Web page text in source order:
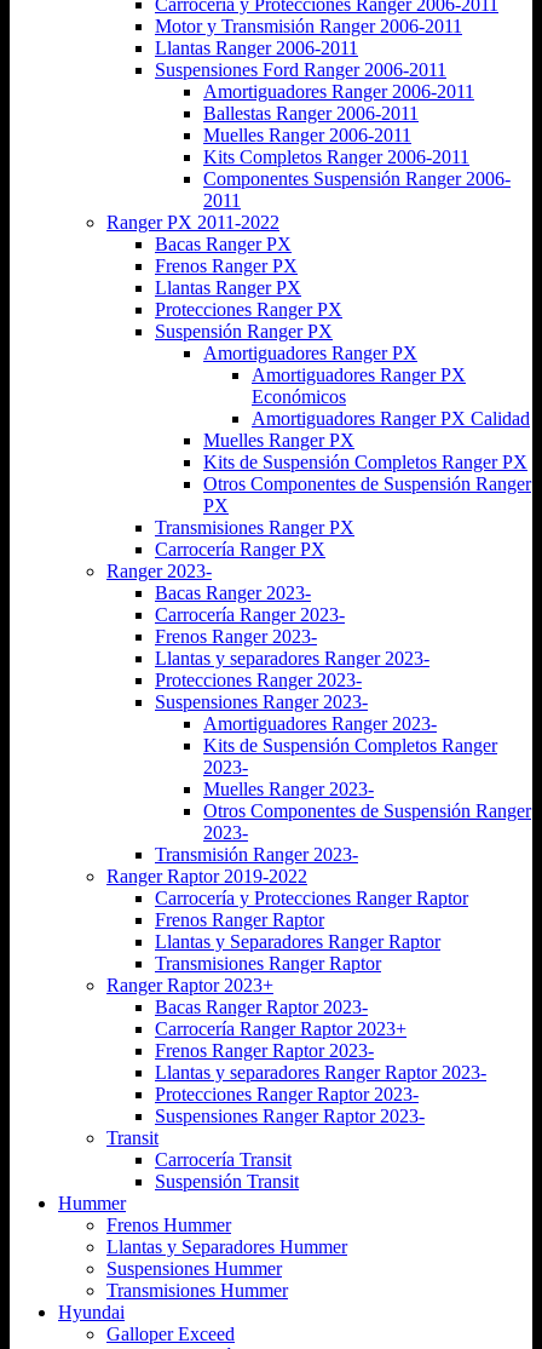
Carrocería y Protecciones Ranger 2006-2011
Motor y Transmisión Ranger 2006-2011
Llantas Ranger 2006-2011
Suspensiones Ford Ranger 2006-2011
Amortiguadores Ranger 2006-2011
Ballestas Ranger 2006-2011
Muelles Ranger 2006-2011
Kits Completos Ranger 2006-2011
Componentes Suspensión Ranger 2006-
2011
Ranger PX 2011-2022
Bacas Ranger PX
Frenos Ranger PX
Llantas Ranger PX
Protecciones Ranger PX
Suspensión Ranger PX
Amortiguadores Ranger PX
Amortiguadores Ranger PX
Económicos
Amortiguadores Ranger PX Calidad
Muelles Ranger PX
Kits de Suspensión Completos Ranger PX
Otros Componentes de Suspensión Ranger
PX
Transmisiones Ranger PX
Carrocería Ranger PX
Ranger 2023-
Bacas Ranger 2023-
Carrocería Ranger 2023-
Frenos Ranger 2023-
Llantas y separadores Ranger 2023-
Protecciones Ranger 2023-
Suspensiones Ranger 2023-
Amortiguadores Ranger 2023-
Kits de Suspensión Completos Ranger
2023-
Muelles Ranger 2023-
Otros Componentes de Suspensión Ranger
2023-
Transmisión Ranger 2023-
Ranger Raptor 2019-2022
Carrocería y Protecciones Ranger Raptor
Frenos Ranger Raptor
Llantas y Separadores Ranger Raptor
Transmisiones Ranger Raptor
Ranger Raptor 2023+
Bacas Ranger Raptor 2023-
Carrocería Ranger Raptor 2023+
Frenos Ranger Raptor 2023-
Llantas y separadores Ranger Raptor 2023-
Protecciones Ranger Raptor 2023-
Suspensiones Ranger Raptor 2023-
Transit
Carrocería Transit
Suspensión Transit
Hummer
Frenos Hummer
Llantas y Separadores Hummer
Suspensiones Hummer
Transmisiones Hummer
Hyundai
Galloper Exceed